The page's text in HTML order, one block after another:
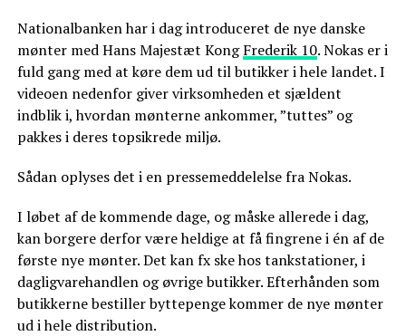
Nationalbanken har i dag introduceret de nye danske
mønter med Hans Majestæt KongFrederik 10. Nokas er i
fuld gang med at køre dem ud til butikker i hele landet. I
videoen nedenfor giver virksomheden et sjældent
indblik i, hvordan mønterne ankommer, ”tuttes” og
pakkes i deres topsikrede miljø.
Sådan oplyses det i en pressemeddelelse fra Nokas.
I løbet af de kommende dage, og måske allerede i dag,
kan borgere derfor være heldige at få fingrene i én af de
første nye mønter. Det kan fx ske hos tankstationer, i
dagligvarehandlen og øvrige butikker. Efterhånden som
butikkerne bestiller byttepenge kommer de nye mønter
ud i hele distribution.